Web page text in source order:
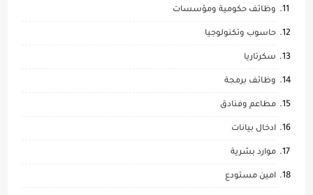
وظائف حكومية ومؤسسات
حاسوب وتكنولوجيا
سكرتاريا
وظائف برمجة
مطاعم وفنادق
ادخال بيانات
موارد بشرية
امين مستودع